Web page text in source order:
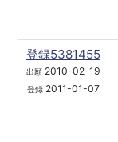
登録5381455
出願2010-02-19
登録2011-01-07